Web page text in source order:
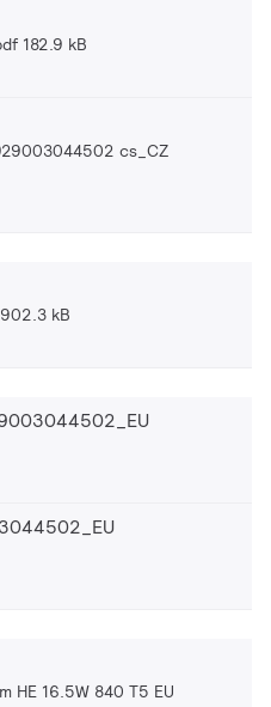
182.9 kB
cs_CZ
kB
HE 16.5W 840 T5 EU